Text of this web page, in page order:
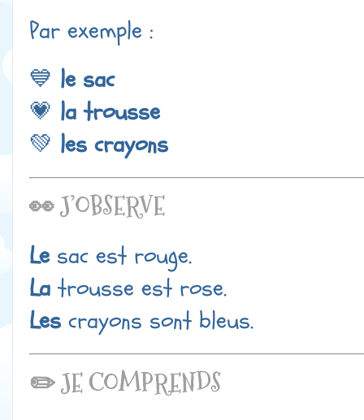
Par exemple :
💙 le sac
💗 la trousse
💚 les crayons
👀 J’OBSERVE
Le sac est rouge.
La trousse est rose.
Les crayons sont bleus.
✏️ JE COMPRENDS